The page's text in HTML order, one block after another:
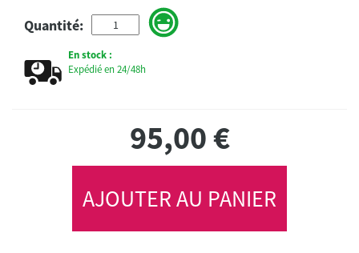
Quantité:
En stock :
Expédié en 24/48h
95,00€
AJOUTER AU PANIER